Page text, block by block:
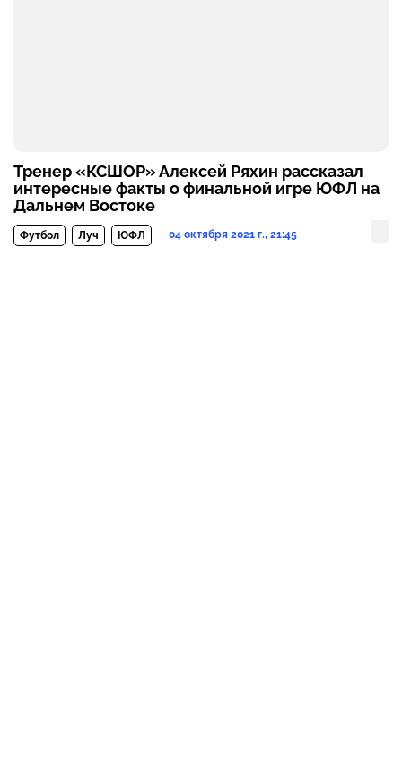
Тренер «КСШОР» Алексей Ряхин рассказал
интересные факты о финальной игре ЮФЛ на
Дальнем Востоке
Футбол Луч ЮФЛ 04 октября 2021 г., 21:45